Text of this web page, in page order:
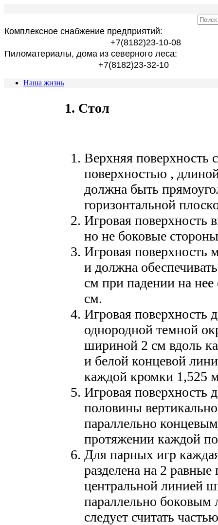
Комплексное снабжение предприятий:
+7(8182)23-10-08
Пиломатериалы, дома из северного леса:
+7(8182)23-32-10
Наша жизнь
1. Стол
Верхняя поверхность
поверхностью ,
должна быть
горизонтальной
Игровая поверхность
но не боковые
Игровая поверхность
и должна
см при падении на
см.
Игровая поверхность
однородной темной
шириной 2 см вдоль
и белой концевой
каждой кромки 1,525
Игровая поверхность
половины
параллельно
протяжении каждой
Для парных игр
разделена на 2
центральной линией
параллельно
следует считать